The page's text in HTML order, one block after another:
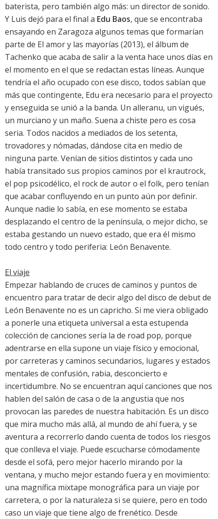
baterista, pero también algo más: un director de sonido.
Y Luis dejó para el final a Edu Baos, que se encontraba
ensayando en Zaragoza algunos temas que formarían
parte de El amor y las mayorías (2013), el álbum de
Tachenko que acaba de salir a la venta hace unos días en
el momento en el que se redactan estas líneas. Aunque
tendría el año ocupado con ese disco, todos sabían que
más que contingente, Edu era necesario para el proyecto
y enseguida se unió a la banda. Un alleranu, un vigués,
un murciano y un maño. Suena a chiste pero es cosa
seria. Todos nacidos a mediados de los setenta,
trovadores y nómadas, dándose cita en medio de
ninguna parte. Venían de sitios distintos y cada uno
había transitado sus propios caminos por el krautrock,
el pop psicodélico, el rock de autor o el folk, pero tenían
que acabar confluyendo en un punto aún por definir.
Aunque nadie lo sabía, en ese momento se estaba
desplazando el centro de la península, o mejor dicho, se
estaba gestando un nuevo estado, que era él mismo
todo centro y todo periferia: León Benavente.
El viaje
Empezar hablando de cruces de caminos y puntos de
encuentro para tratar de decir algo del disco de debut de
León Benavente no es un capricho. Si me viera obligado
a ponerle una etiqueta universal a esta estupenda
colección de canciones sería la de road pop, porque
adentrarse en ella supone un viaje físico y emocional,
por carreteras y caminos secundarios, lugares y estados
mentales de confusión, rabia, desconcierto e
incertidumbre. No se encuentran aquí canciones que nos
hablen del salón de casa o de la angustia que nos
provocan las paredes de nuestra habitación. Es un disco
que mira mucho más allá, al mundo de ahí fuera, y se
aventura a recorrerlo dando cuenta de todos los riesgos
que conlleva el viaje. Puede escucharse cómodamente
desde el sofá, pero mejor hacerlo mirando por la
ventana, y mucho mejor estando fuera y en movimiento:
una magnífica mixtape monográfica para un viaje por
carretera, o por la naturaleza si se quiere, pero en todo
caso un viaje que tiene algo de frenético. Desde